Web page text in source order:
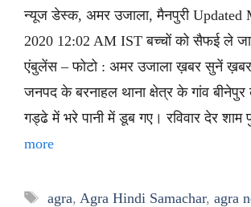
न्यूज डेस्क, अमर उजाला, मैनपुरी Updated
2020 12:02 AM IST बच्चों को सैफई ले
एंबुलेंस – फोटो : अमर उजाला ख़बर सुनें
जनपद के बरनाहल थाना क्षेत्र के गांव
गड्ढे में भरे पानी में डूब गए। रविवार देर
more
Tags
agra, Agra Hindi Samachar, agra